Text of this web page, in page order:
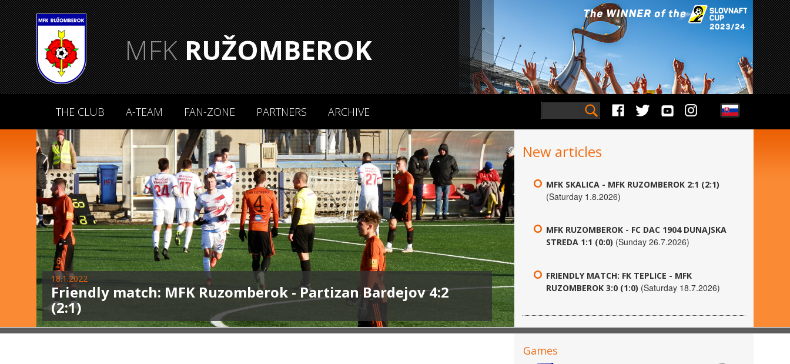
MFKRUŽOMBEROK
THE CLUB A-TEAM FAN-ZONE PARTNERS ARCHIVE
18.1.2022
Friendly match: MFK Ruzomberok - Partizan Bardejov 4:2
(2:1)
New articles
MFK SKALICA - MFK RUZOMBEROK 2:1 (2:1)
(Saturday 1.8.2026)
MFK RUZOMBEROK - FC DAC 1904 DUNAJSKA
STREDA 1:1 (0:0) (Sunday 26.7.2026)
FRIENDLY MATCH: FK TEPLICE - MFK
RUZOMBEROK 3:0 (1:0) (Saturday 18.7.2026)
Games